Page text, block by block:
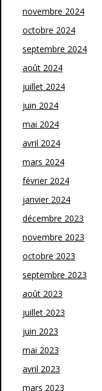
novembre 2024
octobre 2024
septembre 2024
août 2024
juillet 2024
juin 2024
mai 2024
avril 2024
mars 2024
février 2024
janvier 2024
décembre 2023
novembre 2023
octobre 2023
septembre 2023
août 2023
juillet 2023
juin 2023
mai 2023
avril 2023
mars 2023